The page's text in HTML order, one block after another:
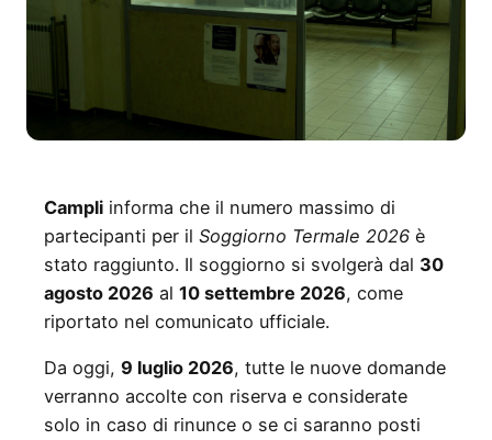
Campli informa che il numero massimo di
partecipanti per il Soggiorno Termale 2026 è
stato raggiunto. Il soggiorno si svolgerà dal 30
agosto 2026 al 10 settembre 2026, come
riportato nel comunicato ufficiale.
Da oggi, 9 luglio 2026, tutte le nuove domande
verranno accolte con riserva e considerate
solo in caso di rinunce o se ci saranno posti